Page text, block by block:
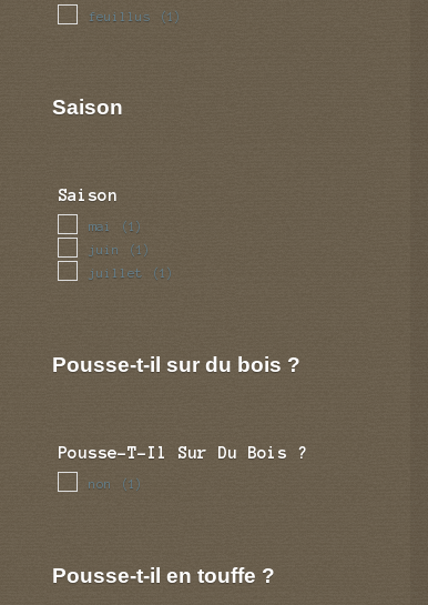
feuillus (1)
Saison
Saison
mai (1)
juin (1)
juillet (1)
Pousse-t-il sur du bois ?
Pousse-T-Il Sur Du Bois ?
non (1)
Pousse-t-il en touffe ?